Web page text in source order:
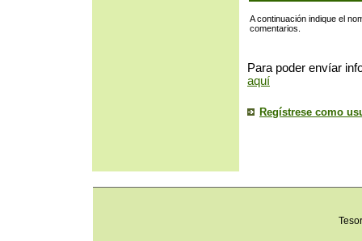
A continuación indique el
comentarios.
Para poder envíar
aquí
Regístrese como